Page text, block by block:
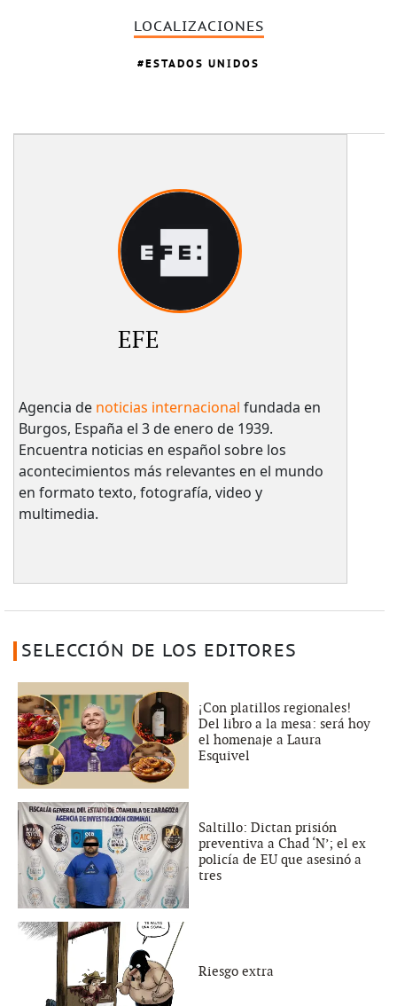
LOCALIZACIONES
ESTADOS UNIDOS
EFE
Agencia de noticias internacional fundada en
Burgos, España el 3 de enero de 1939.
Encuentra noticias en español sobre los
acontecimientos más relevantes en el mundo
en formato texto, fotografía, video y
multimedia.
SELECCIÓN DE LOS EDITORES
¡Con platillos regionales!
Del libro a la mesa: será hoy
el homenaje a Laura
Esquivel
Saltillo: Dictan prisión
preventiva a Chad ‘N’; el ex
policía de EU que asesinó a
tres
Riesgo extra